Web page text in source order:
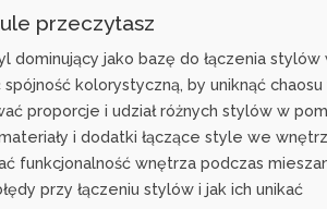
przeczytasz
dominujący jako bazę do łączenia stylów
kolorystyczną, by uniknąć chaosu
proporcje i udział różnych stylów w
i dodatki łączące style we
funkcjonalność wnętrza podczas
przy łączeniu stylów i jak ich unikać